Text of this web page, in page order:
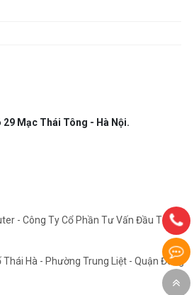
29 Mạc Thái Tông - Hà Nội.
- Công Ty Cổ Phần Tư Vấn Đầu Tư Và
Hà - Phường Trung Liệt - Quận Đống